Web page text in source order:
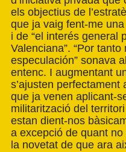
els objectius de
que ja vaig fent-me
i de “el interés general
Valenciana”. “Por
especulación” sonava
entenc. I augmentant
s’ajusten perfectament
que ja venen aplicant-
militarització del
estan dient-nos
a excepció de quant no
la novetat de que ara